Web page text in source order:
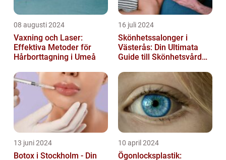
08 augusti 2024
Vaxning och Laser:
Effektiva Metoder för
Hårborttagning i Umeå
16 juli 2024
Skönhetssalonger i
Västerås: Din Ultimata
Guide till Skönhetsvård
13 juni 2024
Botox i Stockholm - Din
10 april 2024
Ögonlocksplastik: